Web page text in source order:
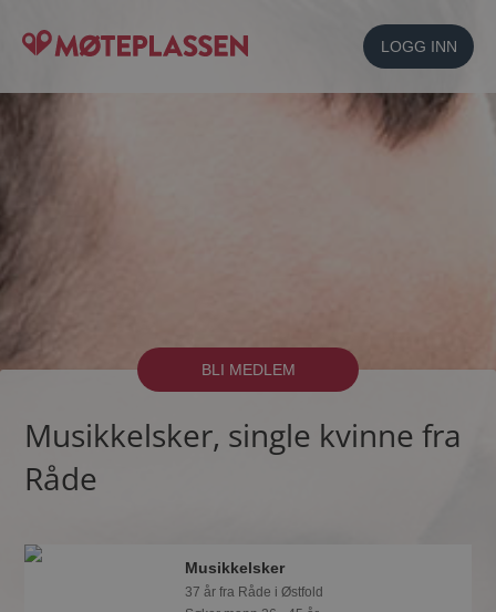
LOGG INN
BLI MEDLEM
Musikkelsker, single kvinne fra
Råde
Musikkelsker
37 år fra Råde i Østfold